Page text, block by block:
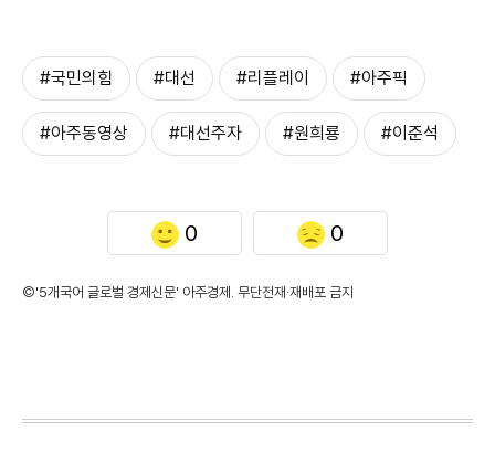
#국민의힘 #대선 #리플레이 #아주픽
#아주동영상 #대선주자 #원희룡 #이준석
0 0
©'5개국어 글로벌 경제신문' 아주경제. 무단전재·재배포 금지